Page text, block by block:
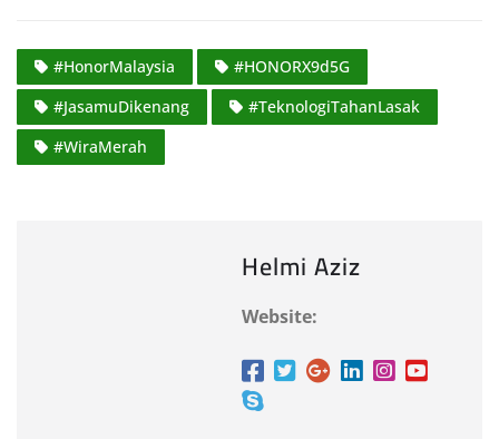
#HonorMalaysia
#HONORX9d5G
#JasamuDikenang
#TeknologiTahanLasak
#WiraMerah
Helmi Aziz
Website: